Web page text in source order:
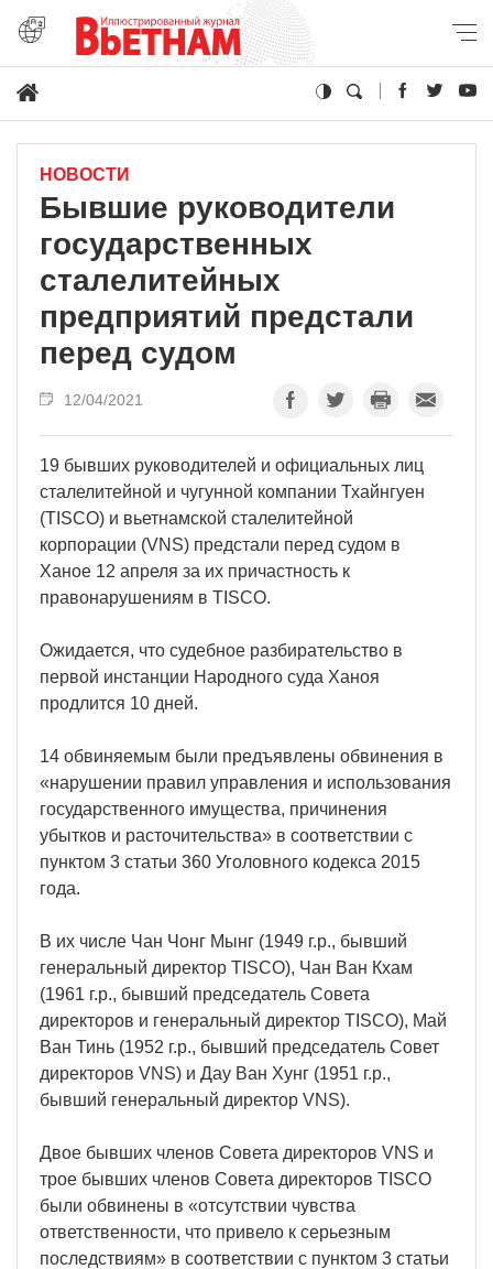
НОВОСТИ
Бывшие руководители
государственных
сталелитейных
предприятий предстали
перед судом
12/04/2021
19 бывших руководителей и официальных лиц
сталелитейной и чугунной компании Тхайнгуен
(TISCO) и вьетнамской сталелитейной
корпорации (VNS) предстали перед судом в
Ханое 12 апреля за их причастность к
правонарушениям в TISCO.
Ожидается, что судебное разбирательство в
первой инстанции Народного суда Ханоя
продлится 10 дней.
14 обвиняемым были предъявлены обвинения в
«нарушении правил управления и использования
государственного имущества, причинения
убытков и расточительства» в соответствии с
пунктом 3 статьи 360 Уголовного кодекса 2015
года.
В их числе Чан Чонг Мынг (1949 г.р., бывший
генеральный директор TISCO), Чан Ван Кхам
(1961 г.р., бывший председатель Совета
директоров и генеральный директор TISCO), Май
Ван Тинь (1952 г.р., бывший председатель Совет
директоров VNS) и Дау Ван Хунг (1951 г.р.,
бывший генеральный директор VNS).
Двое бывших членов Совета директоров VNS и
трое бывших членов Совета директоров TISCO
были обвинены в «отсутствии чувства
ответственности, что привело к серьезным
последствиям» в соответствии с пунктом 3 статьи